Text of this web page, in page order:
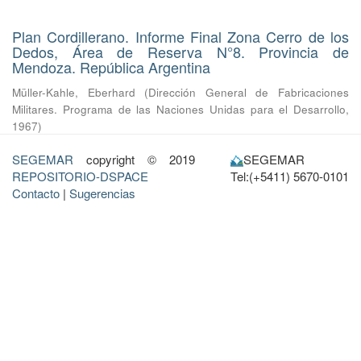
Plan Cordillerano. Informe Final Zona Cerro de los
Dedos, Área de Reserva N°8. Provincia de
Mendoza. República Argentina
Müller-Kahle, Eberhard (Dirección General de Fabricaciones
Militares. Programa de las Naciones Unidas para el Desarrollo,
1967)
SEGEMAR copyright © 2019
REPOSITORIO-DSPACE
Contacto | Sugerencias
SEGEMAR
Tel:(+5411) 5670-0101